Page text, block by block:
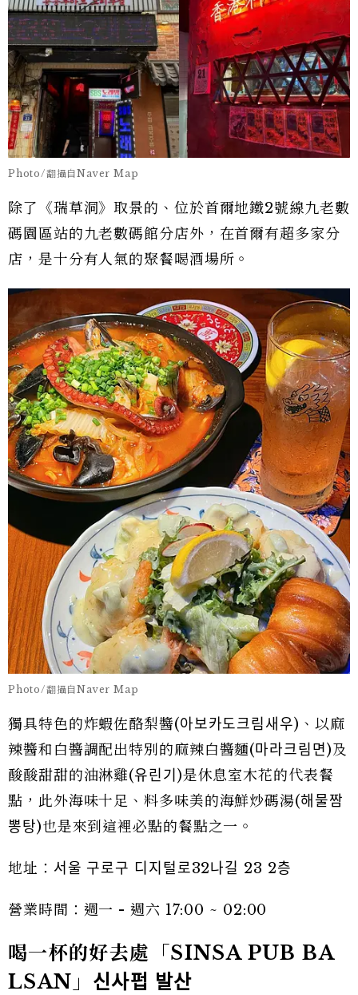
Photo/翻攝自Naver Map
除了《瑞草洞》取景的、位於首爾地鐵2號線九老數
碼園區站的九老數碼館分店外，在首爾有超多家分
店，是十分有人氣的聚餐喝酒場所。
Photo/翻攝自Naver Map
獨具特色的炸蝦佐酪梨醬(아보카도크림새우)、以麻
辣醬和白醬調配出特別的麻辣白醬麵(마라크림면)及
酸酸甜甜的油淋雞(유린기)是休息室木花的代表餐
點，此外海味十足、料多味美的海鮮炒碼湯(해물짬
뽕탕)也是來到這裡必點的餐點之一。
地址：서울 구로구 디지털로32나길 23 2층
營業時間：週一 - 週六 17:00 ~ 02:00
喝一杯的好去處「SINSA PUB BA
LSAN」 신사펍 발산